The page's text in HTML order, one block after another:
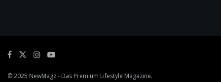
© 2025 NewMagz- Das Premium Lifestyle Magazine.